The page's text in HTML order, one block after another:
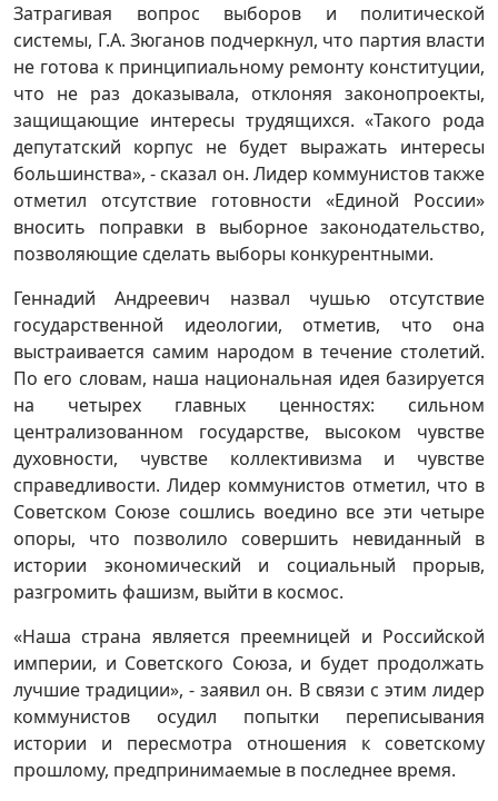
Затрагивая вопрос выборов и политической
системы, Г.А. Зюганов подчеркнул, что партия власти
не готова к принципиальному ремонту конституции,
что не раз доказывала, отклоняя законопроекты,
защищающие интересы трудящихся. «Такого рода
депутатский корпус не будет выражать интересы
большинства», - сказал он. Лидер коммунистов также
отметил отсутствие готовности «Единой России»
вносить поправки в выборное законодательство,
позволяющие сделать выборы конкурентными.
Геннадий Андреевич назвал чушью отсутствие
государственной идеологии, отметив, что она
выстраивается самим народом в течение столетий.
По его словам, наша национальная идея базируется
на четырех главных ценностях: сильном
централизованном государстве, высоком чувстве
духовности, чувстве коллективизма и чувстве
справедливости. Лидер коммунистов отметил, что в
Советском Союзе сошлись воедино все эти четыре
опоры, что позволило совершить невиданный в
истории экономический и социальный прорыв,
разгромить фашизм, выйти в космос.
«Наша страна является преемницей и Российской
империи, и Советского Союза, и будет продолжать
лучшие традиции», - заявил он. В связи с этим лидер
коммунистов осудил попытки переписывания
истории и пересмотра отношения к советскому
прошлому, предпринимаемые в последнее время.